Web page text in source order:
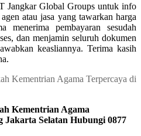
Jangkar Global Groups untuk info
atau jasa yang tawarkan harga
menerima pembayaran sesudah
dan menjamin seluruh dokumen
keasliannya. Terima kasih
Kementrian Agama
Jakarta Selatan Hubungi 0877